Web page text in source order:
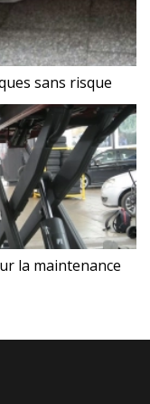
sans risque
la maintenance